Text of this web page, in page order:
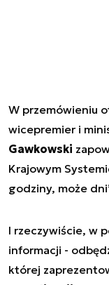
W przemówieniu
wicepremier i
Gawkowski
Krajowym
godziny, może
I rzeczywiście, w
informacji -
której